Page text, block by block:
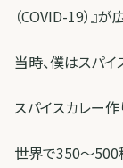
（COVID-19）』が
当時、僕はスパイ
スパイスカレー作
世界で350～500